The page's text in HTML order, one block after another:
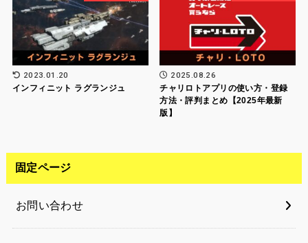
2023.01.20
インフィニット ラグランジュ
2025.08.26
チャリロトアプリの使い方・登録
方法・評判まとめ【2025年最新
版】
固定ページ
お問い合わせ